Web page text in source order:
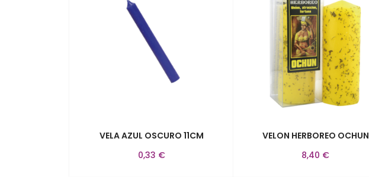
VELA AZUL OSCURO 11CM
0,33 €
VELON HERBOREO OCHUN
8,40 €